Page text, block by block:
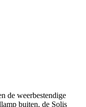
de weerbestendige
buiten, de Solis